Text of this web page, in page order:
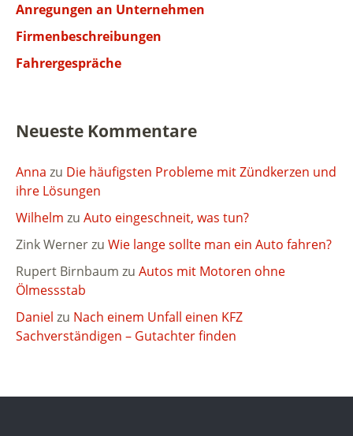
Anregungen an Unternehmen
Firmenbeschreibungen
Fahrergespräche
Neueste Kommentare
Anna zu Die häufigsten Probleme mit Zündkerzen und
ihre Lösungen
Wilhelm zu Auto eingeschneit, was tun?
Zink Wernerzu Wie lange sollte man ein Auto fahren?
Rupert Birnbaum zu Autos mit Motoren ohne
Ölmessstab
Daniel zu Nach einem Unfall einen KFZ
Sachverständigen – Gutachter finden